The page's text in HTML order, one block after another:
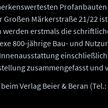
Großen Märkerstraße 21/22
werden erstmals die
800-jährige Bau- und
zusammengefasst und
Verlag Beier & Beran